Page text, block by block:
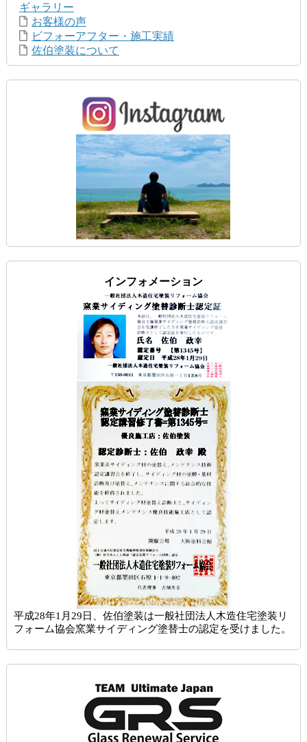
ギャラリー
お客様の声
ビフォーアフター・施工実績
佐伯塗装について
インフォメーション
平成28年1月29日、佐伯塗装は一般社団法人木造住宅塗装リ
フォーム協会窯業サイディング塗替士の認定を受けました。